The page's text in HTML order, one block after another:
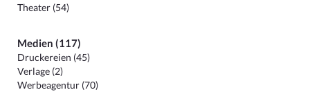
Theater (54)
Medien (117)
Druckereien (45)
Verlage (2)
Werbeagentur (70)